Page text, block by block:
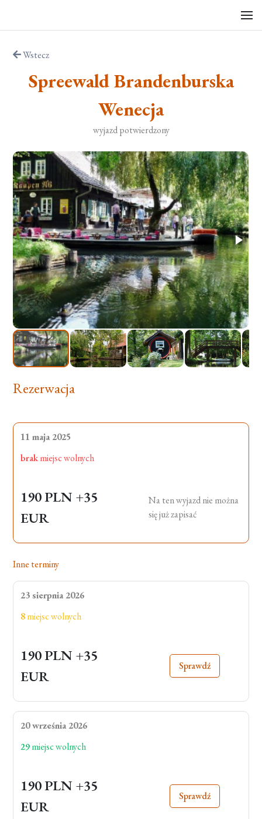
Wstecz
Spreewald Brandenburska
Wenecja
wyjazd potwierdzony
Rezerwacja
11 maja 2025
brakmiejsc wolnych
190 PLN +35
EUR
Na ten wyjazd nie można
się już zapisać
Inne terminy
23 sierpnia 2026
8miejsc wolnych
190 PLN +35
EUR
Sprawdź
20 września 2026
29miejsc wolnych
190 PLN +35
EUR
Sprawdź